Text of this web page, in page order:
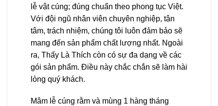
lễ vật cúng; đúng chuẩn theo phong tục Việt.
Với đội ngũ nhân viên chuyên nghiệp, tận
tâm, trách nhiệm, chúng tôi luôn đảm bảo sẽ
mang đến sản phẩm chất lượng nhất. Ngoài
ra, Thấy Là Thích còn có sự đa dạng về các
gói sản phẩm. Điều này chắc chắn sẽ làm hài
lòng quý khách.
Mâm lễ cúng rằm và mùng 1 hàng tháng